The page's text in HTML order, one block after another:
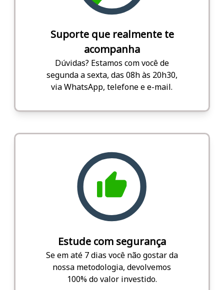
Suporte que realmente te
acompanha
Dúvidas? Estamos com você de
segunda a sexta, das 08h às 20h30,
via WhatsApp, telefone e e-mail.
Estude com segurança
Se em até 7 dias você não gostar da
nossa metodologia, devolvemos
100% do valor investido.